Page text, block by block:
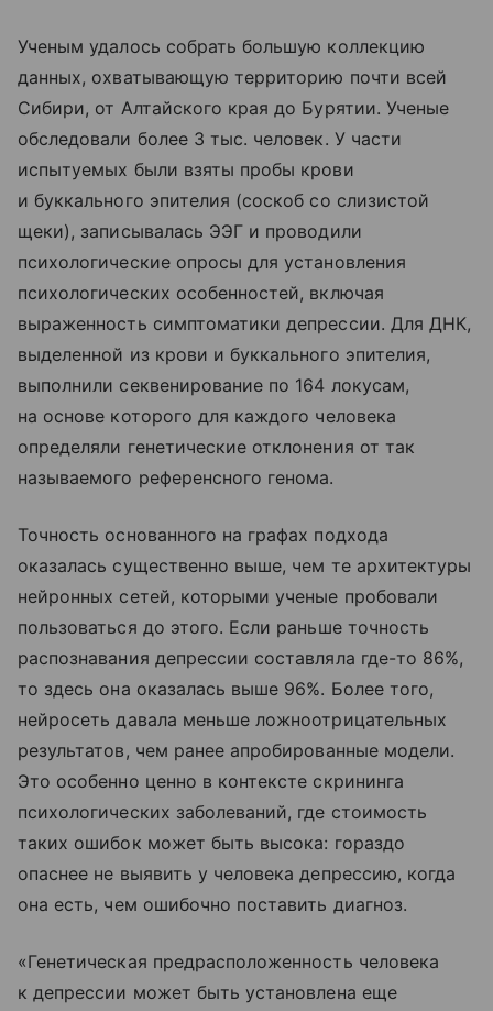
Ученым удалось собрать большую коллекцию
данных, охватывающую территорию почти всей
Сибири, от Алтайского края до Бурятии. Ученые
обследовали более 3 тыс. человек. У части
испытуемых были взяты пробы крови
и буккального эпителия (соскоб со слизистой
щеки), записывалась ЭЭГ и проводили
психологические опросы для установления
психологических особенностей, включая
выраженность симптоматики депрессии. Для ДНК,
выделенной из крови и буккального эпителия,
выполнили секвенирование по 164 локусам,
на основе которого для каждого человека
определяли генетические отклонения от так
называемого референсного генома.
Точность основанного на графах подхода
оказалась существенно выше, чем те архитектуры
нейронных сетей, которыми ученые пробовали
пользоваться до этого. Если раньше точность
распознавания депрессии составляла где-то 86%,
то здесь она оказалась выше 96%. Более того,
нейросеть давала меньше ложноотрицательных
результатов, чем ранее апробированные модели.
Это особенно ценно в контексте скрининга
психологических заболеваний, где стоимость
таких ошибок может быть высока: гораздо
опаснее не выявить у человека депрессию, когда
она есть, чем ошибочно поставить диагноз.
«Генетическая предрасположенность человека
к депрессии может быть установлена еще